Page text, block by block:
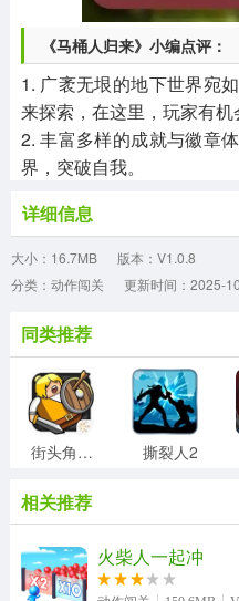
《马桶人归来》小编点评：
1. 广袤无垠的地下世界宛
来探索，在这里，玩家有机
2. 丰富多样的成就与徽章
界，突破自我。
详细信息
大小：16.7MB
版本：V1.0.8
分类：动作闯关
更新时间：2025-
同类推荐
街头角斗士2 撕裂人2
相关推荐
火柴人一起冲